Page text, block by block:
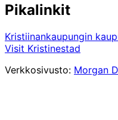
Pikalinkit
Kristiinankaupungin
Visit Kristinestad
Verkkosivusto: Morgan